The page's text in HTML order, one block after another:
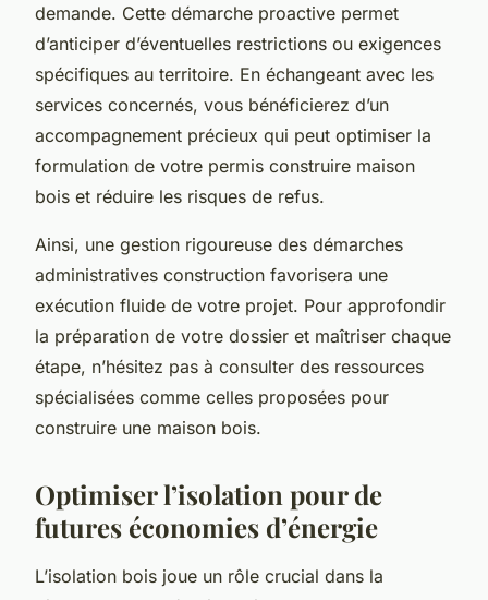
demande. Cette démarche proactive permet
d’anticiper d’éventuelles restrictions ou exigences
spécifiques au territoire. En échangeant avec les
services concernés, vous bénéficierez d’un
accompagnement précieux qui peut optimiser la
formulation de votre permis construire maison
bois et réduire les risques de refus.
Ainsi, une gestion rigoureuse des démarches
administratives construction favorisera une
exécution fluide de votre projet. Pour approfondir
la préparation de votre dossier et maîtriser chaque
étape, n’hésitez pas à consulter des ressources
spécialisées comme celles proposées pour
construire une maison bois.
Optimiser l’isolation pour de
futures économies d’énergie
L’isolation bois joue un rôle crucial dans la